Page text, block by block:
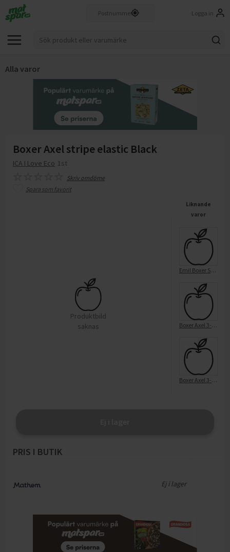
Logga in
Alla varor
Boxer Axel stripe elastic Black
ICA I Love Eco 1st
Skriv omdöme
Spara som favorit
Produktbild
saknas
Liknande
varor
Emil Boxer Solid Black
Boxer Axel 3-p Grävmaskin 98/10
Boxer Axel 3-p Målflagga 86/92
PRIS I BUTIK
Ej i lager